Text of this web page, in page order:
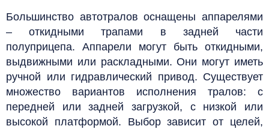
Большинство автотралов оснащены аппарелями
– откидными трапами в задней части
полуприцепа. Аппарели могут быть откидными,
выдвижными или раскладными. Они могут иметь
ручной или гидравлический привод. Существует
множество вариантов исполнения тралов: с
передней или задней загрузкой, с низкой или
высокой платформой. Выбор зависит от целей,